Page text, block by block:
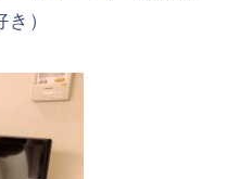
）